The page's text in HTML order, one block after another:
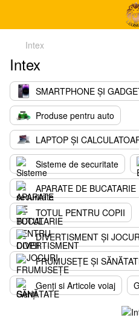
Intex
Intex
SMARTPHONE ȘI
Produse pentru auto
LAPTOP ȘI
Sisteme de securitate
APARATE DE BUCATARIE
TOTUL PENTRU COPII
DIVERTISMENT ȘI
FRUMUSEȚE ȘI
Genți si Articole voiaj